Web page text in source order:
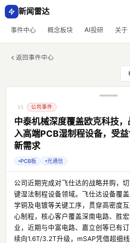
新闻雷达
事件中心 概念板块 AI投研 关于
返回事件中心
35 公司事件
中泰机械深度覆盖欧克科技
入高端PCB湿制程设备，受
新需求
PCB板 光通信
公司近期完成对飞仕达的战略并购，
键湿法制程设备领域。飞仕达设备覆
学铜及电镀等关键工序，贯穿高密度
心制程，核心客户覆盖深南电路、胜
业，近期与中富电路、嘉立创等已有
续向1.6T/3.2T升级，mSAP凭借超细